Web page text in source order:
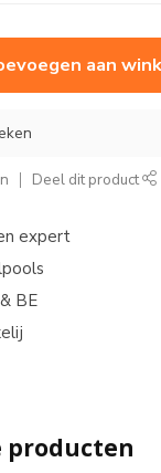
aan
Deel dit product
expert
BE
producten